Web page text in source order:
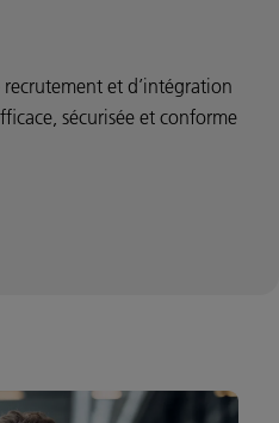
recrutement et d’intégration
sécurisée et conforme